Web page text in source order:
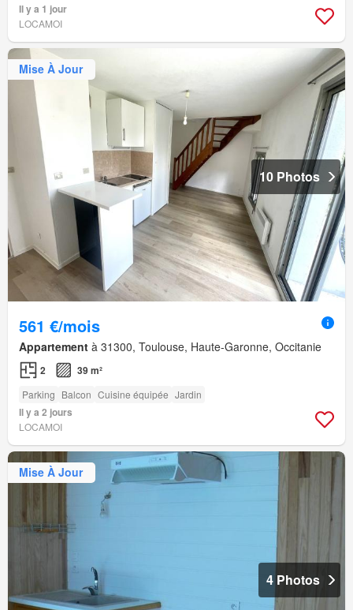
Il y a 1 jour
LOCAMOI
Mise À Jour
10 Photos
561 €/mois
Appartement à 31300, Toulouse, Haute-Garonne, Occitanie
2 39 m²
Parking Balcon Cuisine équipée Jardin
Il y a 2 jours
LOCAMOI
Mise À Jour
4 Photos